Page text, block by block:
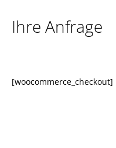
Ihre Anfrage
[woocommerce_checkout]